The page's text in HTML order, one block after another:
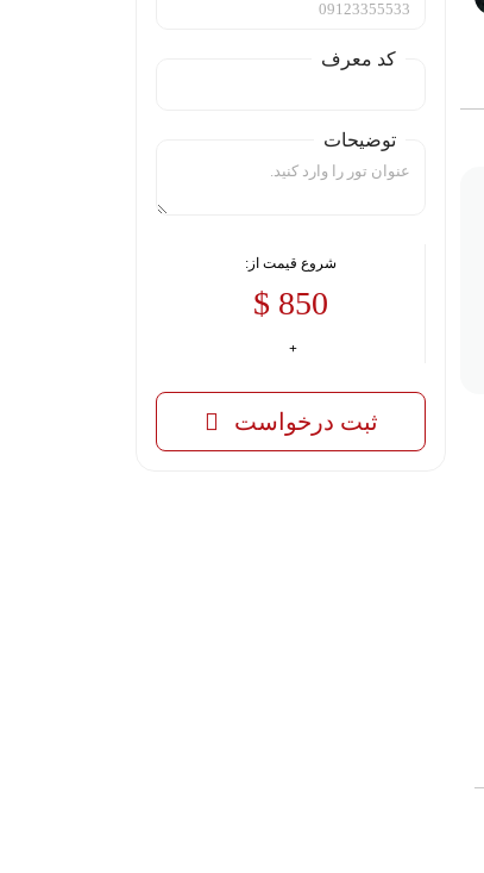
کد معرف
توضیحات
شروع قیمت از:
850 $
ثبت درخواست